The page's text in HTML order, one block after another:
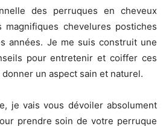
des perruques en cheveux
chevelures postiches
années. Je me suis construit une
pour entretenir et coiffer ces
un aspect sain et naturel.
je vais vous dévoiler absolument
prendre soin de votre perruque